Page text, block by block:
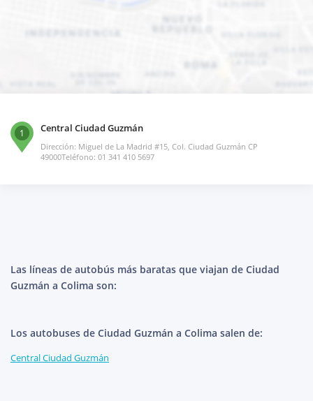
1 Central Ciudad Guzmán
Dirección: Miguel de La Madrid #15, Col. Ciudad Guzmán CP
49000Teléfono: 01 341 410 5697
Las líneas de autobús más baratas que viajan de Ciudad
Guzmán a Colima son:
Los autobuses de Ciudad Guzmán a Colima salen de:
Central Ciudad Guzmán